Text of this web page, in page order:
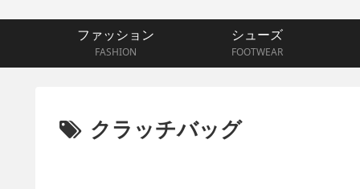
ファッション
FASHION
シューズ
FOOTWEAR
クラッチバッグ